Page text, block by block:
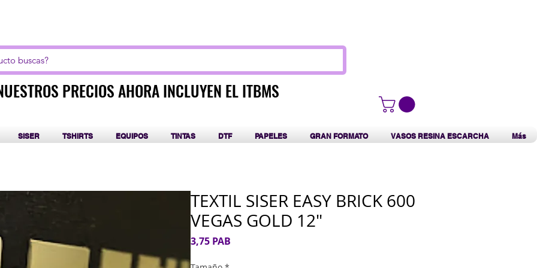
PRECIOS AHORA INCLUYEN EL ITBMS
PRECIOS AHORA INCLUYEN EL ITBMS
SISER TSHIRTS EQUIPOS TINTAS DTF PAPELES GRAN FORMATO VASOS RESINA ESCARCHA Más
TEXTIL SISER EASY BRICK 600
VEGAS GOLD 12"
3,75 PAB